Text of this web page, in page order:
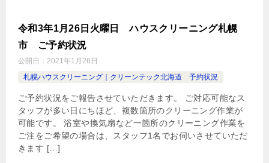
令和3年1月26日火曜日 ハウスクリーニング札幌
市 ご予約状況
公開日： 2021年1月26日
札幌ハウスクリーニング｜クリーンテック北海道 予約状況
ご予約状況をご報告させていただきます。 ご対応可能なス
タッフが多い日にちほど、複数箇所のクリーニング作業が
可能です。 浴室や換気扇など一箇所のクリーニング作業を
ご注をご希望の場合は、スタッフ1名でお伺いさせていただ
きます […]